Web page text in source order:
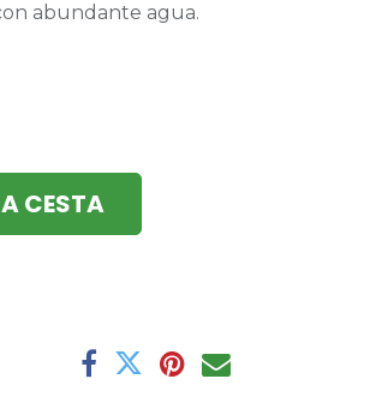
abundante agua.
CESTA